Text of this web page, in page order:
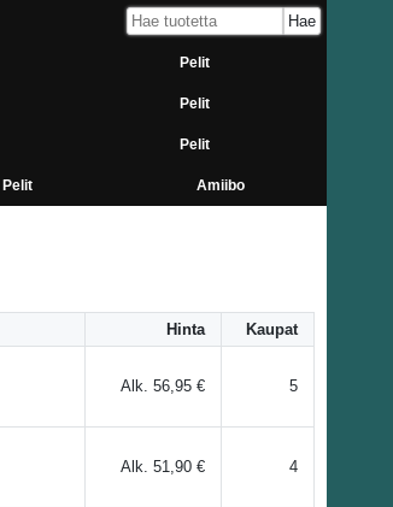
Pelit
Pelit
Pelit
Pelit Amiibo
Hinta Kaupat
Alk. 56,95 € 5
Alk. 51,90 € 4